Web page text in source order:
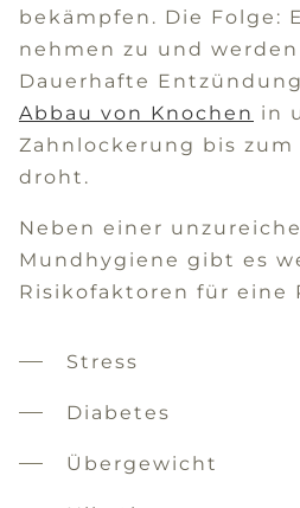
bekämpfen. Die Folge:
nehmen zu und
Dauerhafte
Abbau von Knochen in
Zahnlockerung bis zum
droht.
Neben einer
Mundhygiene gibt es
Risikofaktoren für eine
Stress
Diabetes
Übergewicht